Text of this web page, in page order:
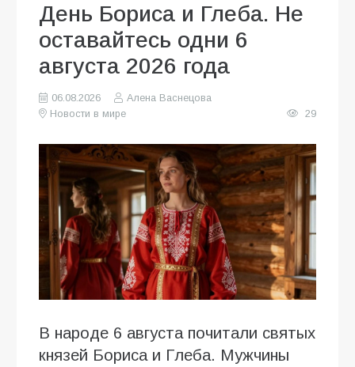
День Бориса и Глеба. Не
оставайтесь одни 6
августа 2026 года
06.08.2026
Алена Васнецова
Новости в мире
29
В народе 6 августа почитали святых
князей Бориса и Глеба. Мужчины